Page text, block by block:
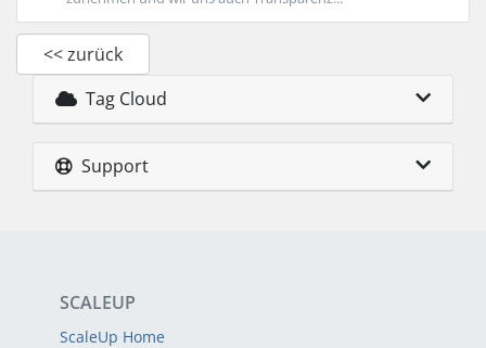
<< zurück
Tag Cloud
Support
SCALEUP
ScaleUp Home